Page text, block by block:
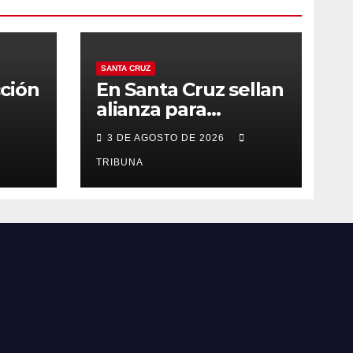
SANTA CRUZ
En Santa Cruz sellan
alianza para
fortalecer
autonomía
económica y
liderazgo femenino
3 DE AGOSTO DE 2026
TRIBUNA